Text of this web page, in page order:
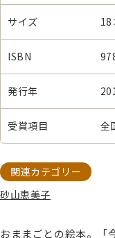
サイズ
ISBN
発行年
受賞項目 全
関連カテゴリー
砂山恵美子
おままごとの絵本。「